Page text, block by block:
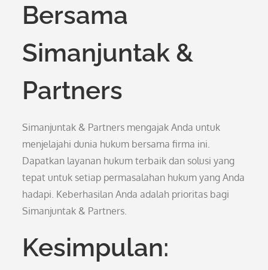
Bersama
Simanjuntak &
Partners
Simanjuntak & Partners mengajak Anda untuk
menjelajahi dunia hukum bersama firma ini.
Dapatkan layanan hukum terbaik dan solusi yang
tepat untuk setiap permasalahan hukum yang Anda
hadapi. Keberhasilan Anda adalah prioritas bagi
Simanjuntak & Partners.
Kesimpulan: